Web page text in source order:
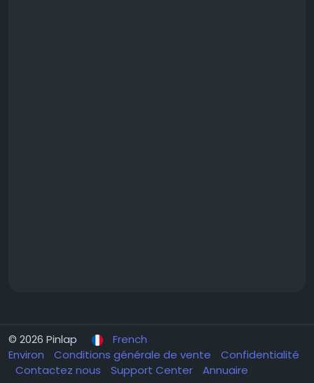
© 2026 Pinlap
French
Environ
Conditions générale de vente
Confidentialité
Contactez nous
Support Center Annuaire